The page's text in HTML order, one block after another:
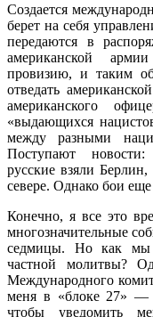
Создается
берет на себя
передаются в
американской
провизию, и таким
отведать
американского
«выдающихся
между разными
Поступают
русские взяли
севере. Однако бои
Конечно, я все это
многозначительные
седмицы. Но как мы
частной молитвы?
Международного
меня в «блоке 27» —
чтобы уведомить